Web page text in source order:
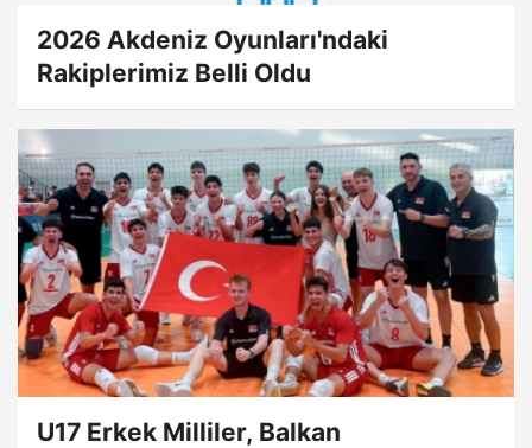
2026 Akdeniz Oyunları'ndaki
Rakiplerimiz Belli Oldu
U17 Erkek Milliler, Balkan